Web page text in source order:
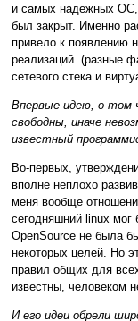
и самых надежных ОС,
был закрыт. Именно
привело к появлению
реализаций. (разные
сетевого стека и
Впервые идею, о
свободны, иначе
известный
Во-первых,
вполне неплохо
меня вообще
сегодняшний linux мог
OpenSource не была
некоторых целей. Но
правил общих для
известны, человеком
И его идеи обрели